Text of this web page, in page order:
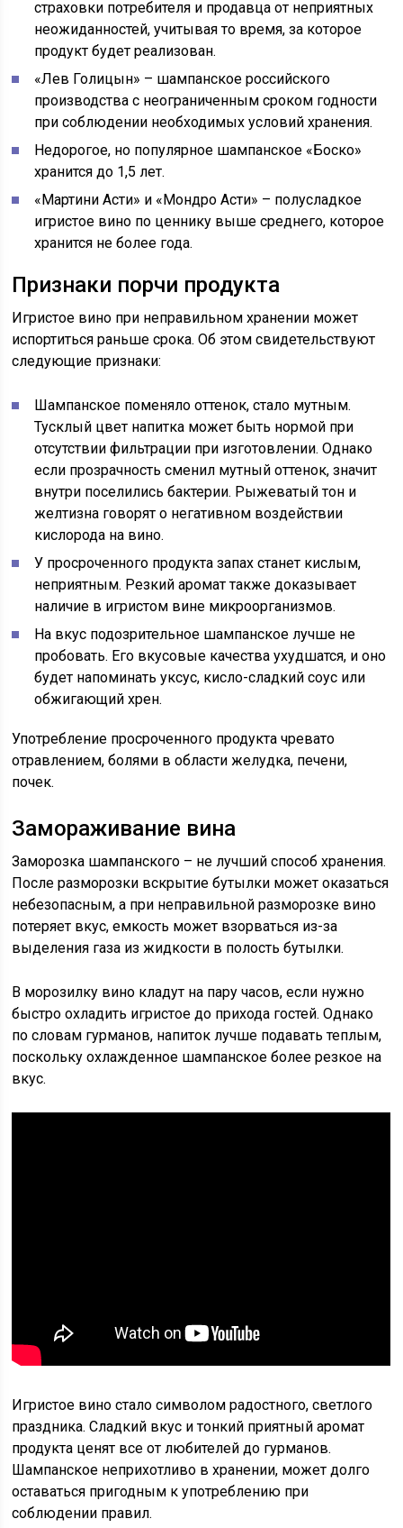
страховки потребителя и продавца от неприятных
неожиданностей, учитывая то время, за которое
продукт будет реализован.
«Лев Голицын» – шампанское российского
производства с неограниченным сроком годности
при соблюдении необходимых условий хранения.
Недорогое, но популярное шампанское «Боско»
хранится до 1,5 лет.
«Мартини Асти» и «Мондро Асти» – полусладкое
игристое вино по ценнику выше среднего, которое
хранится не более года.
Признаки порчи продукта
Игристое вино при неправильном хранении может
испортиться раньше срока. Об этом свидетельствуют
следующие признаки:
Шампанское поменяло оттенок, стало мутным.
Тусклый цвет напитка может быть нормой при
отсутствии фильтрации при изготовлении. Однако
если прозрачность сменил мутный оттенок, значит
внутри поселились бактерии. Рыжеватый тон и
желтизна говорят о негативном воздействии
кислорода на вино.
У просроченного продукта запах станет кислым,
неприятным. Резкий аромат также доказывает
наличие в игристом вине микроорганизмов.
На вкус подозрительное шампанское лучше не
пробовать. Его вкусовые качества ухудшатся, и оно
будет напоминать уксус, кисло-сладкий соус или
обжигающий хрен.
Употребление просроченного продукта чревато
отравлением, болями в области желудка, печени,
почек.
Замораживание вина
Заморозка шампанского – не лучший способ хранения.
После разморозки вскрытие бутылки может оказаться
небезопасным, а при неправильной разморозке вино
потеряет вкус, емкость может взорваться из-за
выделения газа из жидкости в полость бутылки.
В морозилку вино кладут на пару часов, если нужно
быстро охладить игристое до прихода гостей. Однако
по словам гурманов, напиток лучше подавать теплым,
поскольку охлажденное шампанское более резкое на
вкус.
Игристое вино стало символом радостного, светлого
праздника. Сладкий вкус и тонкий приятный аромат
продукта ценят все от любителей до гурманов.
Шампанское неприхотливо в хранении, может долго
оставаться пригодным к употреблению при
соблюдении правил.